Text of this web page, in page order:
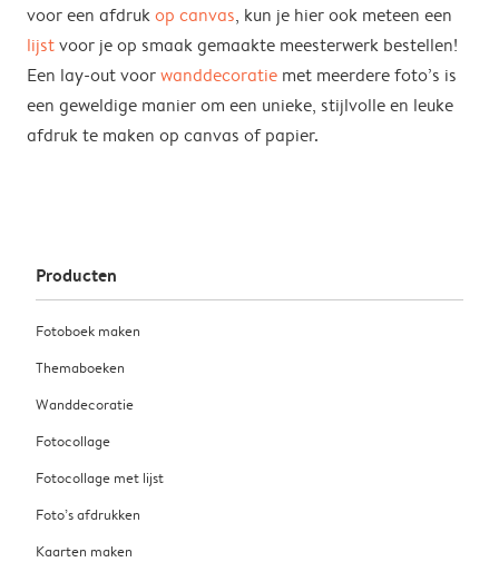
voor een afdrukop canvas, kun je hier ook meteen een
lijstvoor je op smaak gemaakte meesterwerk bestellen!
Een lay-out voorwanddecoratie met meerdere foto’s is
een geweldige manier om een unieke, stijlvolle en leuke
afdruk te maken op canvas of papier.
Producten
Fotoboek maken
Themaboeken
Wanddecoratie
Fotocollage
Fotocollage met lijst
Foto’s afdrukken
Kaarten maken